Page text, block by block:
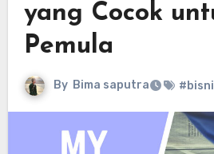
yang Cocok
Pemula
By Bima saputra